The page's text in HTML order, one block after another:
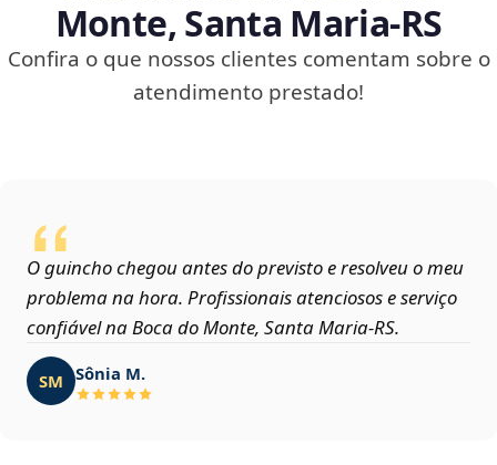
Monte, Santa Maria‑RS
Confira o que nossos clientes comentam sobre o
atendimento prestado!
O guincho chegou antes do previsto e resolveu o meu
problema na hora. Profissionais atenciosos e serviço
confiável na Boca do Monte, Santa Maria‑RS.
SM Sônia M.